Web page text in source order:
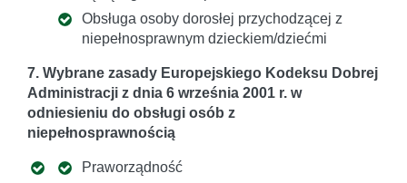
Obsługa osoby dorosłej przychodzącej z
niepełnosprawnym dzieckiem/dziećmi
7. Wybrane zasady Europejskiego Kodeksu Dobrej
Administracji z dnia 6 września 2001 r. w
odniesieniu do obsługi osób z
niepełnosprawnością
Praworządność